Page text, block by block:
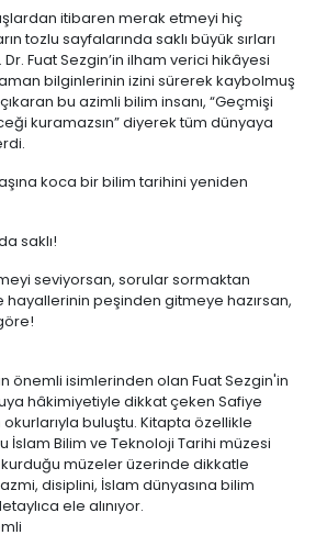
itibaren merak etmeyi hiç
tozlu sayfalarında saklı büyük sırları
Fuat Sezgin’in ilham verici hikâyesi
bilginlerinin izini sürerek kaybolmuş
bu azimli bilim insanı, “Geçmişi
kuramazsın” diyerek tüm dünyaya
koca bir bilim tarihini yeniden
saklı!
seviyorsan, sorular sormaktan
peşinden gitmeye hazırsan,
önemli isimlerinden olan Fuat Sezgin'in
hâkimiyetiyle dikkat çeken Safiye
buluştu. Kitapta özellikle
İslam Bilim ve Teknoloji Tarihi müzesi
müzeler üzerinde dikkatle
disiplini, İslam dünyasına bilim
ele alınıyor.